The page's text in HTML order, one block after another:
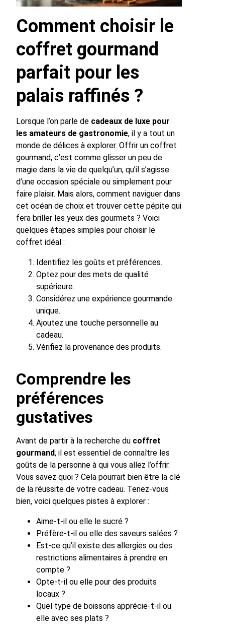
Comment choisir le
coffret gourmand
parfait pour les
palais raffinés ?
Lorsque l’on parle de cadeaux de luxe pour
les amateurs de gastronomie, il y a tout un
monde de délices à explorer. Offrir un coffret
gourmand, c’est comme glisser un peu de
magie dans la vie de quelqu’un, qu’il s’agisse
d’une occasion spéciale ou simplement pour
faire plaisir. Mais alors, comment naviguer dans
cet océan de choix et trouver cette pépite qui
fera briller les yeux des gourmets ? Voici
quelques étapes simples pour choisir le
coffret idéal :
Identifiez les goûts et préférences.
Optez pour des mets de qualité
supérieure.
Considérez une expérience gourmande
unique.
Ajoutez une touche personnelle au
cadeau.
Vérifiez la provenance des produits.
Comprendre les
préférences
gustatives
Avant de partir à la recherche du coffret
gourmand, il est essentiel de connaître les
goûts de la personne à qui vous allez l’offrir.
Vous savez quoi ? Cela pourrait bien être la clé
de la réussite de votre cadeau. Tenez-vous
bien, voici quelques pistes à explorer :
Aime-t-il ou elle le sucré ?
Préfère-t-il ou elle des saveurs salées ?
Est-ce qu’il existe des allergies ou des
restrictions alimentaires à prendre en
compte ?
Opte-t-il ou elle pour des produits
locaux ?
Quel type de boissons apprécie-t-il ou
elle avec ses plats ?